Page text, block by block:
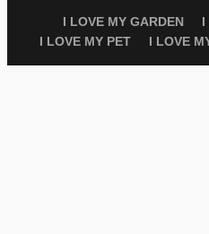
I LOVE MY GARDEN
I
I LOVE MY PET
I LOVE